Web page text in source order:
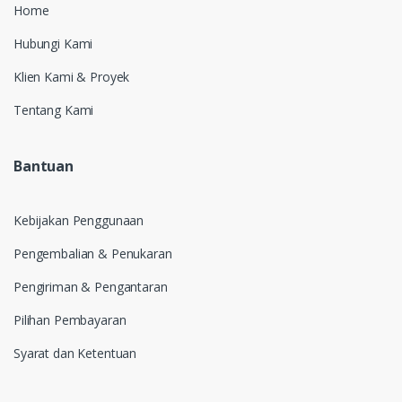
Home
Hubungi Kami
Klien Kami & Proyek
Tentang Kami
Bantuan
Kebijakan Penggunaan
Pengembalian & Penukaran
Pengiriman & Pengantaran
Pilihan Pembayaran
Syarat dan Ketentuan